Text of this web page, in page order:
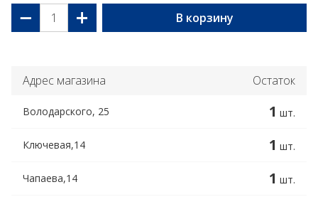
− + В корзину
Адрес магазина Остаток
Володарского, 25 1 шт.
Ключевая,14 1 шт.
Чапаева,14 1 шт.